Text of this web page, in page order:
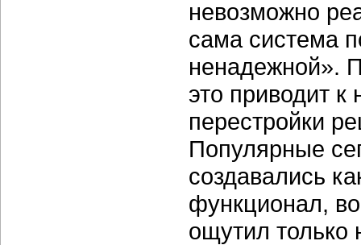
невозможно
сама система
ненадежной».
это приводит
перестройки
Популярные
создавались
функционал,
ощутил только